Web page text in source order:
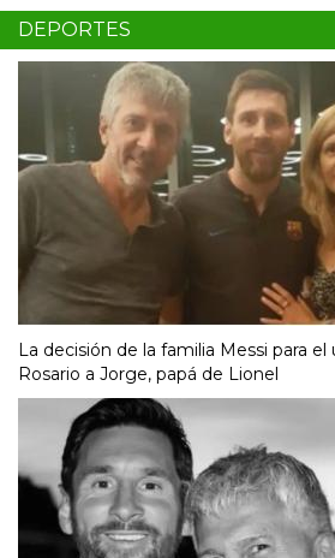
DEPORTES
La decisión de la familia Messi para
Rosario a Jorge, papá de Lionel